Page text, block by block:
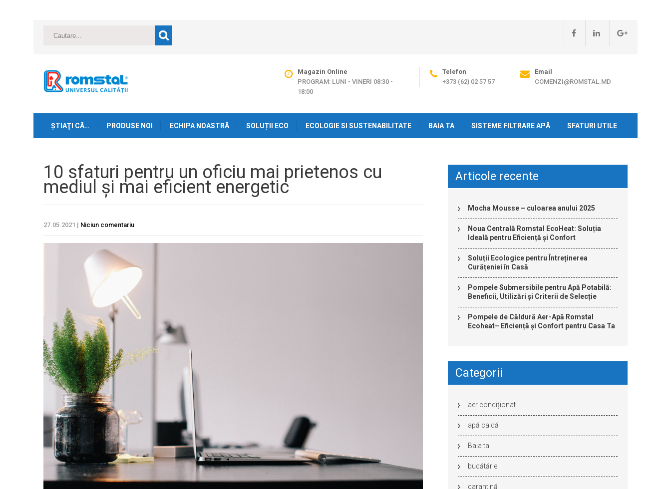
Magazin Online
PROGRAM: LUNI - VINERI 08:30 -
18:00
Telefon
+373 (62) 02 57 57
Email
COMENZI@ROMSTAL.MD
ŞTIAŢI CĂ… PRODUSE NOI ECHIPA NOASTRĂ SOLUȚII ECO ECOLOGIE SI SUSTENABILITATE BAIA TA SISTEME FILTRARE APĂ SFATURI UTILE
10 sfaturi pentru un oficiu mai prietenos cu
mediul și mai eficient energetic
27.05.2021 | Niciun comentariu
Articole recente
Mocha Mousse – culoarea anului 2025
Noua Centrală Romstal EcoHeat: Soluția
Ideală pentru Eficiență și Confort
Soluții Ecologice pentru Întreținerea
Curățeniei în Casă
Pompele Submersibile pentru Apă Potabilă:
Beneficii, Utilizări și Criterii de Selecție
Pompele de Căldură Aer-Apă Romstal
Ecoheat– Eficiență și Confort pentru Casa Ta
Categorii
aer condiționat
apă caldă
Baia ta
bucătărie
carantină